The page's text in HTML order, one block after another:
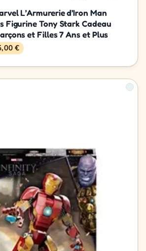
L’Armurerie d’Iron Man
Figurine Tony Stark Cadeau
et Filles 7 Ans et Plus
€